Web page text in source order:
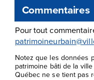
Commentaires
Pour tout
Notez que les données
patrimoine bâti de la
Québec ne se tient pas